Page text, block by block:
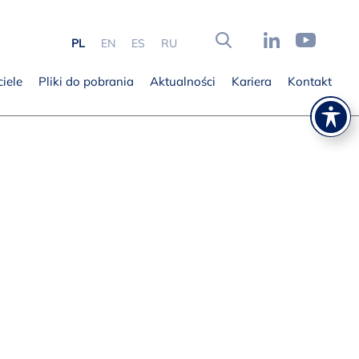
PL EN ES RU
Pliki do pobrania Aktualności Kariera Kontakt